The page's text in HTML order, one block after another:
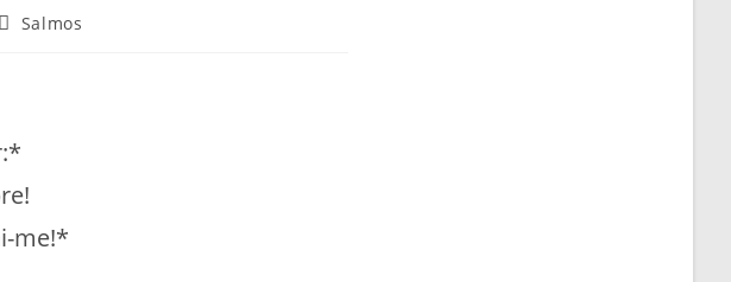
Categoria
Salmos
me!*